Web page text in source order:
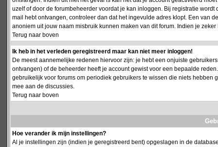
uzelf of door de forumbeheerder voordat je kan inloggen. Bij registratie
mail hebt ontvangen, controleer dan dat het ingevulde adres klopt. Een van
anoniem uit jouw naam misbruik kunnen maken van dit forum. Indien je
Terug naar boven
Ik heb in het verleden geregistreerd maar kan niet meer inloggen!
De meest aannemelijke redenen hiervoor zijn: je hebt een onjuiste
ontvangen) of de beheerder heeft je account gewist voor een bepaalde
gebruikelijk voor forums om periodiek gebruikers te wissen die niets
mee aan de discussies.
Terug naar boven
Hoe verander ik mijn instellingen?
Al je instellingen zijn (indien je geregistreerd bent) opgeslagen in de